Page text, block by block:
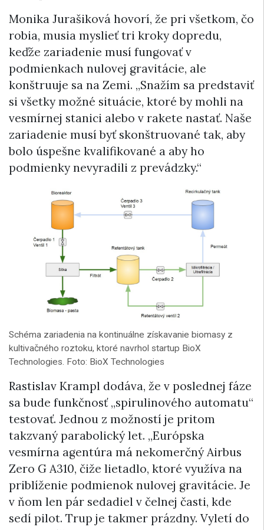
Monika Jurašiková hovorí, že pri všetkom, čo
robia, musia myslieť tri kroky dopredu,
keďže zariadenie musí fungovať v
podmienkach nulovej gravitácie, ale
konštruuje sa na Zemi. „Snažím sa predstaviť
si všetky možné situácie, ktoré by mohli na
vesmírnej stanici alebo v rakete nastať. Naše
zariadenie musí byť skonštruované tak, aby
bolo úspešne kvalifikované a aby ho
podmienky nevyradili z prevádzky.“
Schéma zariadenia na kontinuálne získavanie biomasy z
kultivačného roztoku, ktoré navrhol startup BioX
Technologies. Foto: BioX Technologies
Rastislav Krampl dodáva, že v poslednej fáze
sa bude funkčnosť „spirulinového automatu“
testovať. Jednou z možností je pritom
takzvaný parabolický let. „Európska
vesmírna agentúra má nekomerčný Airbus
Zero G A310, čiže lietadlo, ktoré využíva na
priblíženie podmienok nulovej gravitácie. Je
v ňom len pár sedadiel v čelnej časti, kde
sedí pilot. Trup je takmer prázdny. Vyletí do